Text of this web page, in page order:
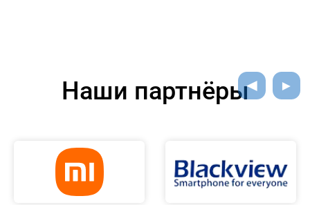
Наши партнёры